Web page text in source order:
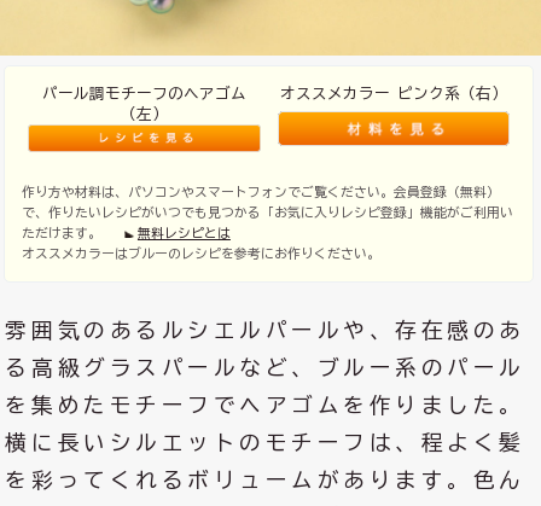
パール調モチーフのヘアゴム
（左）
オススメカラー ピンク系（右）
作り方や材料は、パソコンやスマートフォンでご覧ください。会員登録（無料）
で、作りたいレシピがいつでも見つかる「お気に入りレシピ登録」機能がご利用い
ただけます。
無料レシピとは
オススメカラーはブルーのレシピを参考にお作りください。
雰囲気のあるルシエルパールや、存在感のあ
る高級グラスパールなど、ブルー系のパール
を集めたモチーフでヘアゴムを作りました。
横に長いシルエットのモチーフは、程よく髪
を彩ってくれるボリュームがあります。色ん